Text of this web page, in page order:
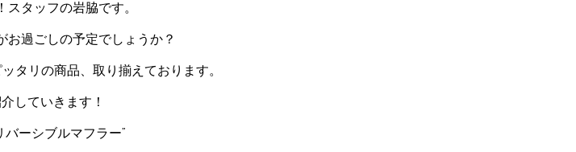
スタッフの岩脇です。
お過ごしの予定でしょうか？
タリの商品、取り揃えております。
していきます！
バーシブルマフラー”